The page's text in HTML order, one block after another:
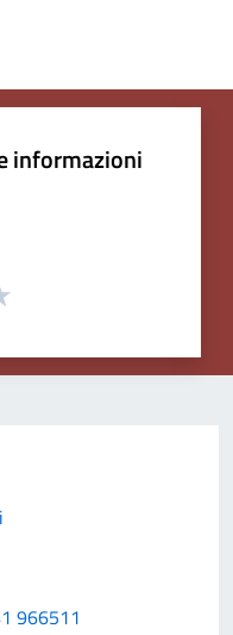
informazioni
966511